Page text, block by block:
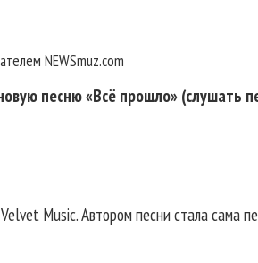
NEWSmuz.com
песню «Всё прошло» (слушать
Music. Автором песни стала сама